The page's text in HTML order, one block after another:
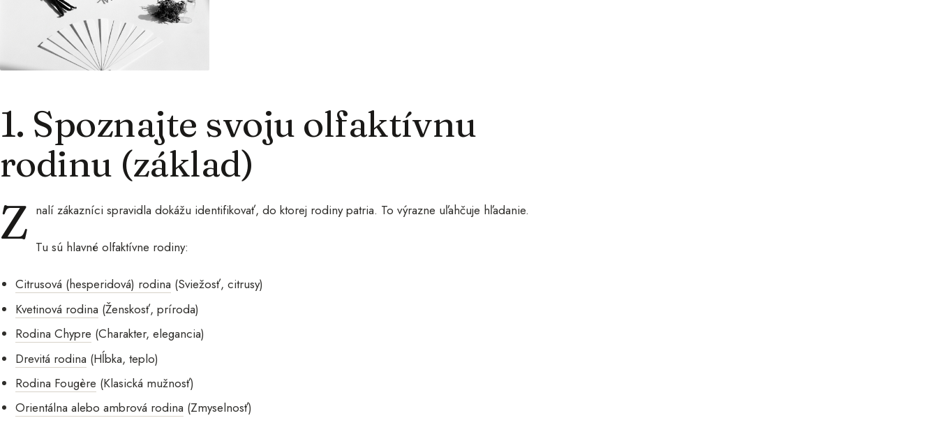
1. Spoznajte svoju olfaktívnu
rodinu (základ)
Z nalí zákazníci spravidla dokážu identifikovať, do ktorej rodiny patria. To výrazne uľahčuje hľadanie.
Tu sú hlavné olfaktívne rodiny:
Citrusová (hesperidová) rodina (Sviežosť, citrusy)
Kvetinová rodina (Ženskosť, príroda)
Rodina Chypre (Charakter, elegancia)
Drevitá rodina (Hĺbka, teplo)
Rodina Fougère (Klasická mužnosť)
Orientálna alebo ambrová rodina (Zmyselnosť)